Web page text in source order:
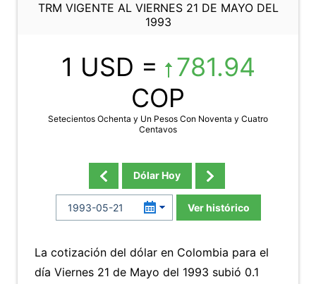
TRM VIGENTE AL VIERNES 21 DE MAYO DEL
1993
1 USD =
781.94
COP
Setecientos Ochenta y Un Pesos Con Noventa y Cuatro
Centavos
Dólar Hoy
Ver histórico
La cotización del dólar en Colombia para el
día Viernes 21 de Mayo del 1993 subió 0.1